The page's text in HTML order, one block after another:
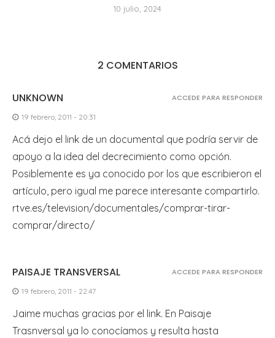
10 julio, 2024
2 COMENTARIOS
UNKNOWN
19 febrero, 2011 - 20:31
Acá dejo el link de un documental que podría servir de
apoyo a la idea del decrecimiento como opción.
Posiblemente es ya conocido por los que escribieron el
artículo, pero igual me parece interesante compartirlo.
rtve.es/television/documentales/comprar-tirar-
comprar/directo/
ACCEDE PARA RESPONDER
PAISAJE TRANSVERSAL
19 febrero, 2011 - 22:47
Jaime muchas gracias por el link. En Paisaje
Trasnversal ya lo conocíamos y resulta hasta
ACCEDE PARA RESPONDER